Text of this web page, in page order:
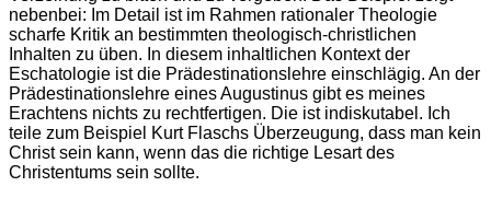
nebenbei: Im Detail ist im Rahmen rationaler Theologie
scharfe Kritik an bestimmten theologisch-christlichen
Inhalten zu üben. In diesem inhaltlichen Kontext der
Eschatologie ist die Prädestinationslehre einschlägig. An der
Prädestinationslehre eines Augustinus gibt es meines
Erachtens nichts zu rechtfertigen. Die ist indiskutabel. Ich
teile zum Beispiel Kurt Flaschs Überzeugung, dass man kein
Christ sein kann, wenn das die richtige Lesart des
Christentums sein sollte.